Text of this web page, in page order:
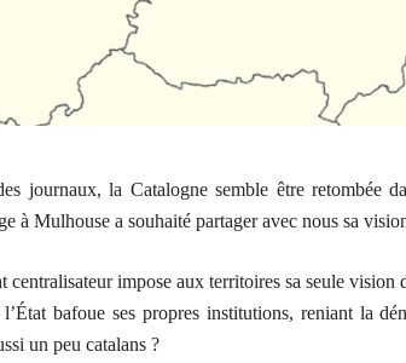
journaux, la Catalogne semble être retombée
à Mulhouse a souhaité partager avec nous sa
centralisateur impose aux territoires sa seule
bafoue ses propres institutions, reniant la
un peu catalans ?